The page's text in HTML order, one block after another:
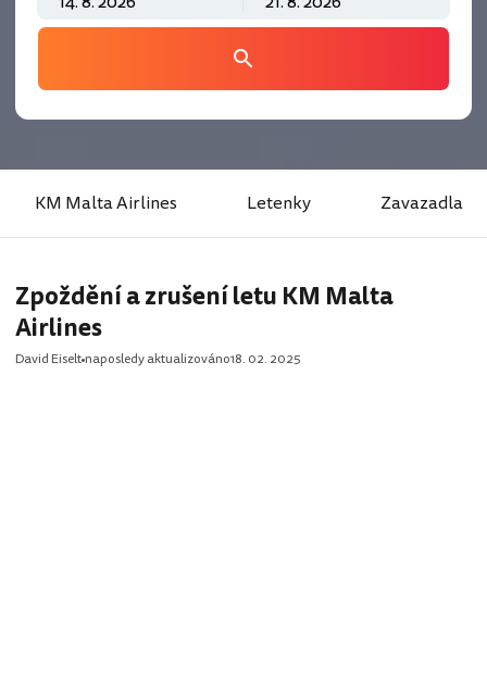
KM Malta Airlines Letenky Zavazadla
Zpoždění a zrušení letu KM Malta
Airlines
David Eiselt naposledy aktualizováno18. 02. 2025